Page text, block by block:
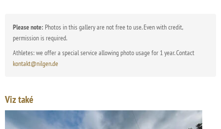
Please note: Photos in this gallery are not free to use. Even with credit,
permission is required.
Athletes: we offer a special service allowing photo usage for 1 year. Contact
kontakt@nilgen.de
Viz také